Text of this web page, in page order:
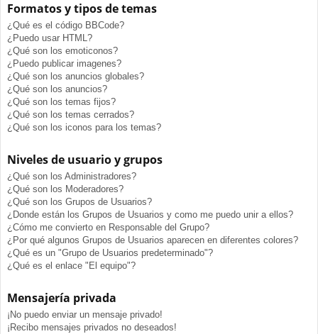
Formatos y tipos de temas
¿Qué es el código BBCode?
¿Puedo usar HTML?
¿Qué son los emoticonos?
¿Puedo publicar imagenes?
¿Qué son los anuncios globales?
¿Qué son los anuncios?
¿Qué son los temas fijos?
¿Qué son los temas cerrados?
¿Qué son los iconos para los temas?
Niveles de usuario y grupos
¿Qué son los Administradores?
¿Qué son los Moderadores?
¿Qué son los Grupos de Usuarios?
¿Donde están los Grupos de Usuarios y como me puedo unir a ellos?
¿Cómo me convierto en Responsable del Grupo?
¿Por qué algunos Grupos de Usuarios aparecen en diferentes colores?
¿Qué es un "Grupo de Usuarios predeterminado"?
¿Qué es el enlace "El equipo"?
Mensajería privada
¡No puedo enviar un mensaje privado!
¡Recibo mensajes privados no deseados!